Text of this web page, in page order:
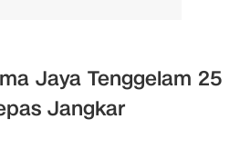
Jaya Tenggelam 25
Jangkar